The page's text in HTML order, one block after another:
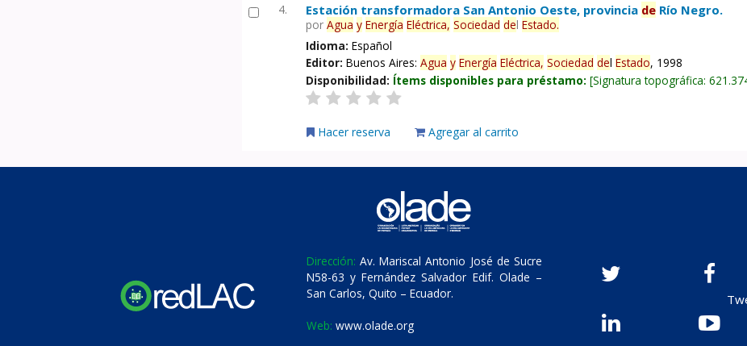
4. Estación transformadora San Antonio Oeste, provincia de Río Negro.
porAgua y Energía Eléctrica, Sociedad delEstado.
Idioma:Español
Editor:Buenos Aires:Agua y Energía Eléctrica, Sociedad delEstado, 1998
Disponibilidad: Ítems disponibles para préstamo: Signatura topográfica:
Hacer reserva Agregar al carrito
Dirección: Av. Mariscal Antonio José de Sucre
N58-63 y Fernández Salvador Edif. Olade –
San Carlos, Quito – Ecuador.
Web: www.olade.org